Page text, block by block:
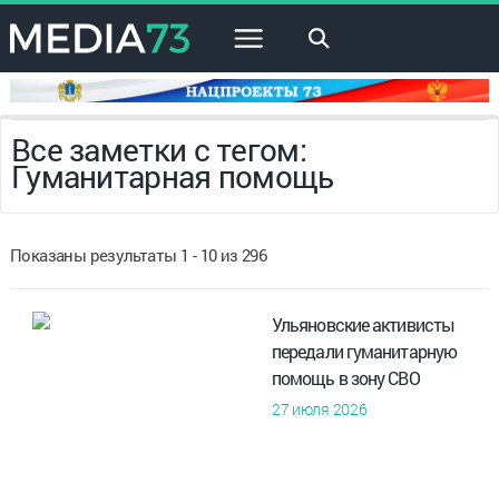
×
Все заметки с тегом:
Гуманитарная помощь
Показаны результаты 1 - 10 из 296
Ульяновские активисты
передали гуманитарную
помощь в зону СВО
27 июля 2026